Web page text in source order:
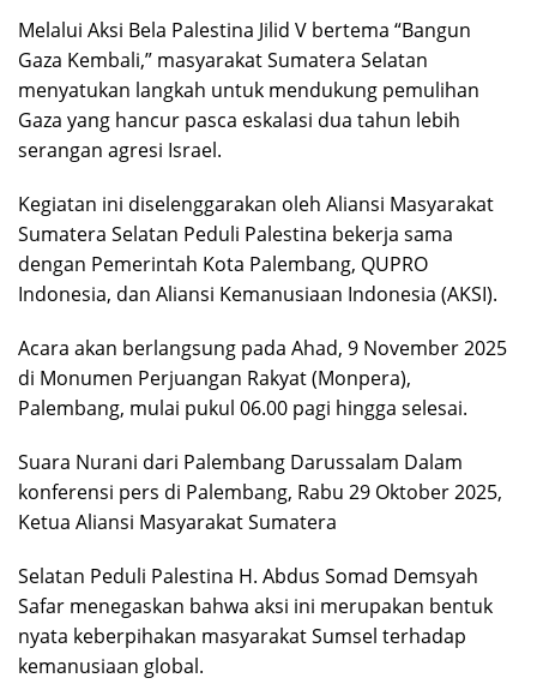
Melalui Aksi Bela Palestina Jilid V bertema “Bangun
Gaza Kembali,” masyarakat Sumatera Selatan
menyatukan langkah untuk mendukung pemulihan
Gaza yang hancur pasca eskalasi dua tahun lebih
serangan agresi Israel.
Kegiatan ini diselenggarakan oleh Aliansi Masyarakat
Sumatera Selatan Peduli Palestina bekerja sama
dengan Pemerintah Kota Palembang, QUPRO
Indonesia, dan Aliansi Kemanusiaan Indonesia (AKSI).
Acara akan berlangsung pada Ahad, 9 November 2025
di Monumen Perjuangan Rakyat (Monpera),
Palembang, mulai pukul 06.00 pagi hingga selesai.
Suara Nurani dari Palembang Darussalam Dalam
konferensi pers di Palembang, Rabu 29 Oktober 2025,
Ketua Aliansi Masyarakat Sumatera
Selatan Peduli Palestina H. Abdus Somad Demsyah
Safar menegaskan bahwa aksi ini merupakan bentuk
nyata keberpihakan masyarakat Sumsel terhadap
kemanusiaan global.